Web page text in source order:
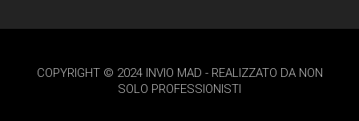
COPYRIGHT © 2024 INVIO MAD - REALIZZATO DA NON
SOLO PROFESSIONISTI